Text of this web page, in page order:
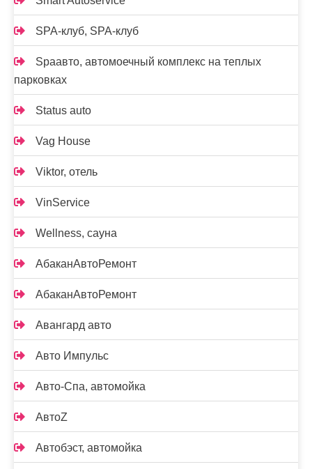
SPA-клуб, SPA-клуб
Spaавто, автомоечный комплекс на теплых
парковках
Status auto
Vag House
Viktor, отель
VinService
Wellness, сауна
АбаканАвтоРемонт
АбаканАвтоРемонт
Авангард авто
Авто Импульс
Авто-Спа, автомойка
АвтоZ
Автобэст, автомойка